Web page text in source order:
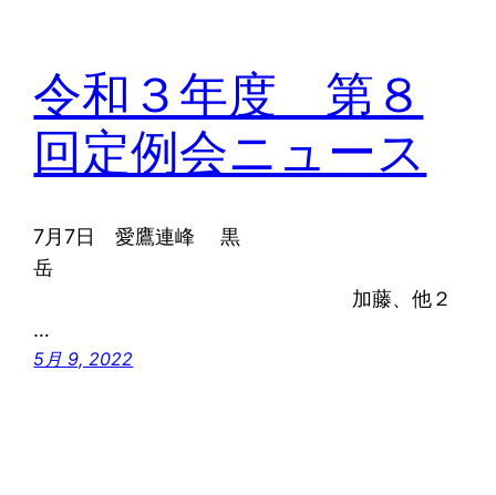
令和３年度 第８
回定例会ニュース
7月7日 愛鷹連峰 黒
岳
加藤、他２
…
5月 9, 2022